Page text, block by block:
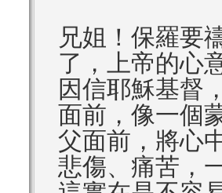
兄姐！保羅要
了，上帝的心
因信耶穌基督
面前，像一個
父面前，將心
悲傷、痛苦，